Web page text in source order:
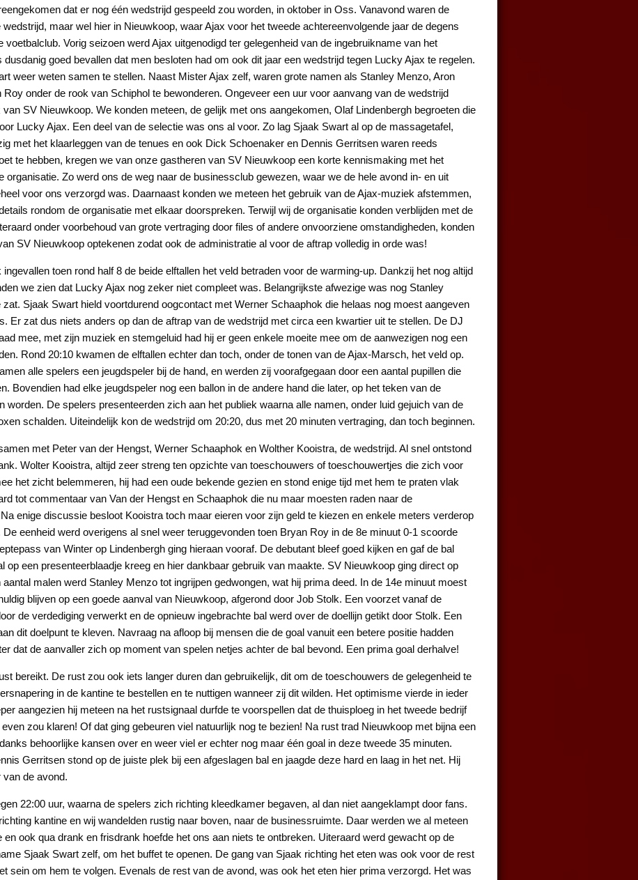
dat er nog één wedstrijd gespeeld zou worden, in oktober in Oss. Vanavond waren de
maar wel hier in Nieuwkoop, waar Ajax voor het tweede achtereenvolgende jaar de degens
Vorig seizoen werd Ajax uitgenodigd ter gelegenheid van de ingebruikname van het
goed bevallen dat men besloten had om ook dit jaar een wedstrijd tegen Lucky Ajax te regelen.
weer weten samen te stellen. Naast Mister Ajax zelf, waren grote namen als Stanley Menzo, Aron
onder de rook van Schiphol te bewonderen. Ongeveer een uur voor aanvang van de wedstrijd
SV Nieuwkoop. We konden meteen, de gelijk met ons aangekomen, Olaf Lindenbergh begroeten die
Lucky Ajax. Een deel van de selectie was ons al voor. Zo lag Sjaak Swart al op de massagetafel,
met het klaarleggen van de tenues en ook Dick Schoenaker en Dennis Gerritsen waren reeds
te hebben, kregen we van onze gastheren van SV Nieuwkoop een korte kennismaking met het
organisatie. Zo werd ons de weg naar de businessclub gewezen, waar we de hele avond in- en uit
voor ons verzorgd was. Daarnaast konden we meteen het gebruik van de Ajax-muziek afstemmen,
rondom de organisatie met elkaar doorspreken. Terwijl wij de organisatie konden verblijden met de
onder voorbehoud van grote vertraging door files of andere onvoorziene omstandigheden, konden
SV Nieuwkoop optekenen zodat ook de administratie al voor de aftrap volledig in orde was!
toen rond half 8 de beide elftallen het veld betraden voor de warming-up. Dankzij het nog altijd
we zien dat Lucky Ajax nog zeker niet compleet was. Belangrijkste afwezige was nog Stanley
zat. Sjaak Swart hield voortdurend oogcontact met Werner Schaaphok die helaas nog moest aangeven
Er zat dus niets anders op dan de aftrap van de wedstrijd met circa een kwartier uit te stellen. De DJ
mee, met zijn muziek en stemgeluid had hij er geen enkele moeite mee om de aanwezigen nog een
Rond 20:10 kwamen de elftallen echter dan toch, onder de tonen van de Ajax-Marsch, het veld op.
alle spelers een jeugdspeler bij de hand, en werden zij voorafgegaan door een aantal pupillen die
Bovendien had elke jeugdspeler nog een ballon in de andere hand die later, op het teken van de
worden. De spelers presenteerden zich aan het publiek waarna alle namen, onder luid gejuich van de
schalden. Uiteindelijk kon de wedstrijd om 20:20, dus met 20 minuten vertraging, dan toch beginnen.
met Peter van der Hengst, Werner Schaaphok en Wolther Kooistra, de wedstrijd. Al snel ontstond
Wolter Kooistra, altijd zeer streng ten opzichte van toeschouwers of toeschouwertjes die zich voor
het zicht belemmeren, hij had een oude bekende gezien en stond enige tijd met hem te praten vlak
tot commentaar van Van der Hengst en Schaaphok die nu maar moesten raden naar de
enige discussie besloot Kooistra toch maar eieren voor zijn geld te kiezen en enkele meters verderop
eenheid werd overigens al snel weer teruggevonden toen Bryan Roy in de 8e minuut 0-1 scoorde
van Winter op Lindenbergh ging hieraan vooraf. De debutant bleef goed kijken en gaf de bal
op een presenteerblaadje kreeg en hier dankbaar gebruik van maakte. SV Nieuwkoop ging direct op
malen werd Stanley Menzo tot ingrijpen gedwongen, wat hij prima deed. In de 14e minuut moest
blijven op een goede aanval van Nieuwkoop, afgerond door Job Stolk. Een voorzet vanaf de
de verdediging verwerkt en de opnieuw ingebrachte bal werd over de doellijn getikt door Stolk. Een
dit doelpunt te kleven. Navraag na afloop bij mensen die de goal vanuit een betere positie hadden
dat de aanvaller zich op moment van spelen netjes achter de bal bevond. Een prima goal derhalve!
bereikt. De rust zou ook iets langer duren dan gebruikelijk, dit om de toeschouwers de gelegenheid te
in de kantine te bestellen en te nuttigen wanneer zij dit wilden. Het optimisme vierde in ieder
aangezien hij meteen na het rustsignaal durfde te voorspellen dat de thuisploeg in het tweede bedrijf
zou klaren! Of dat ging gebeuren viel natuurlijk nog te bezien! Na rust trad Nieuwkoop met bijna een
behoorlijke kansen over en weer viel er echter nog maar één goal in deze tweede 35 minuten.
Gerritsen stond op de juiste plek bij een afgeslagen bal en jaagde deze hard en laag in het net. Hij
de avond.
22:00 uur, waarna de spelers zich richting kleedkamer begaven, al dan niet aangeklampt door fans.
kantine en wij wandelden rustig naar boven, naar de businessruimte. Daar werden we al meteen
ook qua drank en frisdrank hoefde het ons aan niets te ontbreken. Uiteraard werd gewacht op de
Sjaak Swart zelf, om het buffet te openen. De gang van Sjaak richting het eten was ook voor de rest
sein om hem te volgen. Evenals de rest van de avond, was ook het eten hier prima verzorgd. Het was